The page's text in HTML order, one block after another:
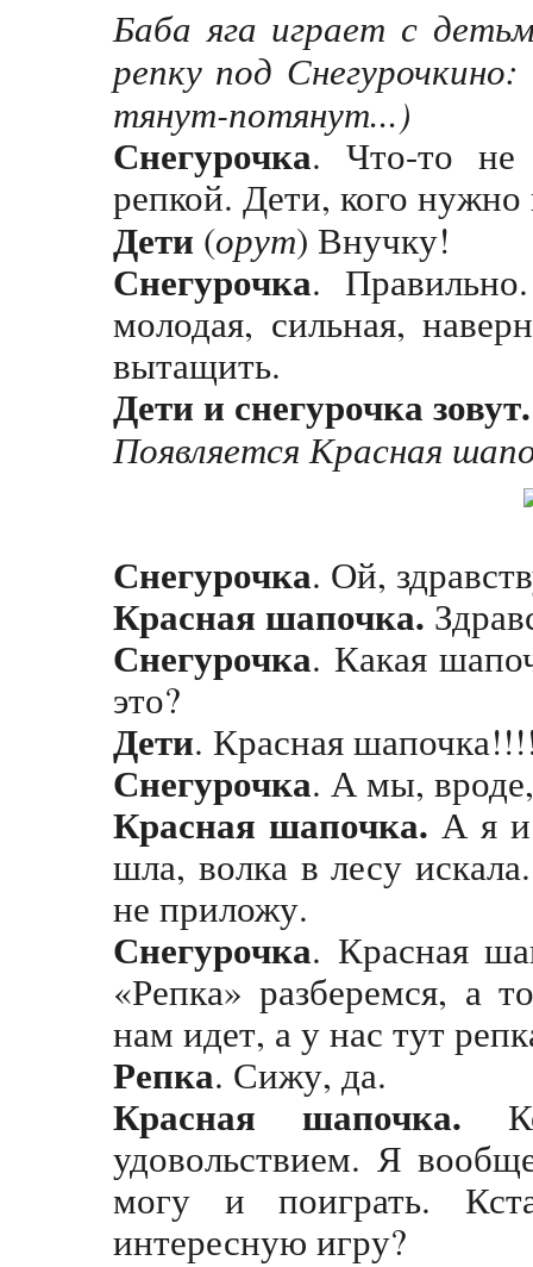
Баба яга играет с
репку под
тянут-потянут...)
Снегурочка. Что-то не
репкой. Дети, кого
Дети (орут) Внучку!
Снегурочка.
молодая, сильная,
вытащить.
Дети и снегурочка зовут.
Появляется Красная
Снегурочка. Ой,
Красная шапочка.
Снегурочка. Какая
это?
Дети. Красная
Снегурочка. А мы,
Красная шапочка. А я и
шла, волка в лесу
не приложу.
Снегурочка. Красная
«Репка» разберемся, а
нам идет, а у нас тут
Репка. Сижу, да.
Красная шапочка.
удовольствием. Я
могу и поиграть.
интересную игру?